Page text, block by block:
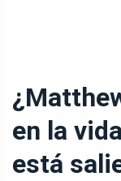
en la
está